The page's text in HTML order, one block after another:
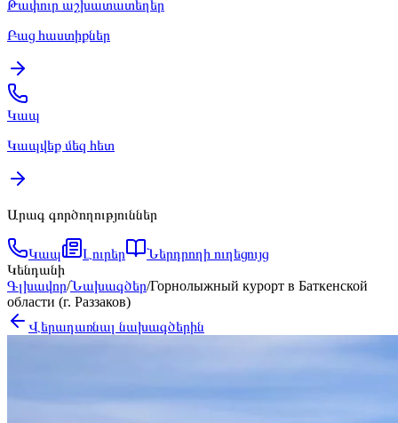
Թափուր աշխատատեղեր
Բաց հաստիքներ
Կապ
Կապվեք մեզ հետ
Արագ գործողություններ
Կապ Լուրեր
Ներդրողի ուղեցույց
Կենդանի
Գլխավոր/Նախագծեր/Горнолыжный курорт в Баткенской
области (г. Раззаков)
Վերադառնալ նախագծերին